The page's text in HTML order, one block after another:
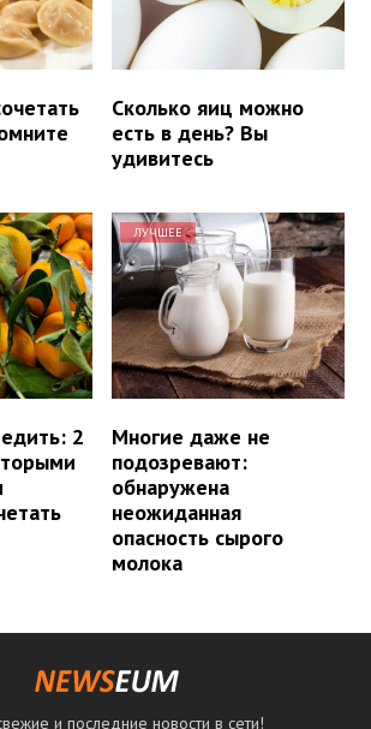
Сколько яиц можно
есть в день? Вы
удивитесь
2
ЛУЧШЕЕ
Многие даже не
подозревают:
обнаружена
неожиданная
опасность сырого
молока
и последние новости в сети!